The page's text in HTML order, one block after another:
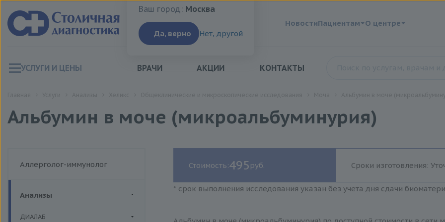
Ваш город:Москва
Ваш город: Москва
Да, верно Нет, другой
НовостиПациентам О центре
УСЛУГИ И ЦЕНЫ ВРАЧИ АКЦИИ КОНТАКТЫ
Альбумин в моче (микроальбуминурия)
Аллерголог-иммунолог
Анализы
ДИАЛАБ
Стоимость:495 руб. Сроки изготовления:
* срок выполнения исследования указан без учета дня сдачи